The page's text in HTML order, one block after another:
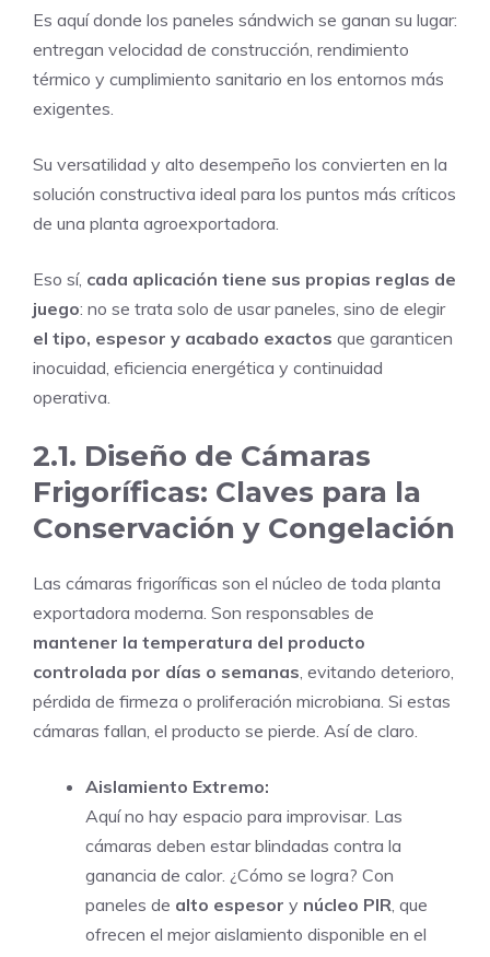
Es aquí donde los paneles sándwich se ganan su lugar:
entregan velocidad de construcción, rendimiento
térmico y cumplimiento sanitario en los entornos más
exigentes.
Su versatilidad y alto desempeño los convierten en la
solución constructiva ideal para los puntos más críticos
de una planta agroexportadora.
Eso sí, cada aplicación tiene sus propias reglas de
juego: no se trata solo de usar paneles, sino de elegir
el tipo, espesor y acabado exactos que garanticen
inocuidad, eficiencia energética y continuidad
operativa.
2.1. Diseño de Cámaras
Frigoríficas: Claves para la
Conservación y Congelación
Las cámaras frigoríficas son el núcleo de toda planta
exportadora moderna. Son responsables de
mantener la temperatura del producto
controlada por días o semanas, evitando deterioro,
pérdida de firmeza o proliferación microbiana. Si estas
cámaras fallan, el producto se pierde. Así de claro.
Aislamiento Extremo:
Aquí no hay espacio para improvisar. Las
cámaras deben estar blindadas contra la
ganancia de calor. ¿Cómo se logra? Con
paneles de alto espesor y núcleo PIR, que
ofrecen el mejor aislamiento disponible en el